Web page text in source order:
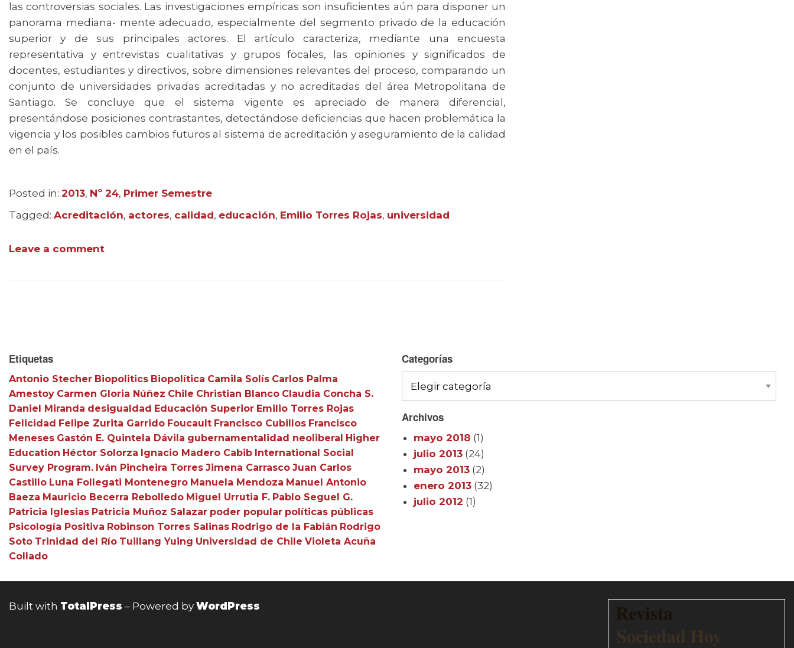
las controversias sociales. Las investigaciones empíricas son insuficientes aún para disponer un
panorama mediana- mente adecuado, especialmente del segmento privado de la educación
superior y de sus principales actores. El artículo caracteriza, mediante una encuesta
representativa y entrevistas cualitativas y grupos focales, las opiniones y significados de
docentes, estudiantes y directivos, sobre dimensiones relevantes del proceso, comparando un
conjunto de universidades privadas acreditadas y no acreditadas del área Metropolitana de
Santiago. Se concluye que el sistema vigente es apreciado de manera diferencial,
presentándose posiciones contrastantes, detectándose deficiencias que hacen problemática la
vigencia y los posibles cambios futuros al sistema de acreditación y aseguramiento de la calidad
en el país.
Posted in: Categories
2013, Nº 24, Primer Semestre
Tagged: Tags
Acreditación, actores, calidad, educación, Emilio Torres Rojas, universidad
Leave a comment
Etiquetas
Antonio Stecher Biopolitics Biopolítica Camila Solís Carlos Palma
Amestoy Carmen Gloria Núñez Chile Christian Blanco Claudia Concha S.
Daniel Miranda desigualdad Educación Superior Emilio Torres Rojas
Felicidad Felipe Zurita Garrido Foucault Francisco Cubillos Francisco
Meneses Gastón E. Quintela Dávila gubernamentalidad neoliberal Higher
Education Héctor Solorza Ignacio Madero Cabib International Social
Survey Program. Iván Pincheira Torres Jimena Carrasco Juan Carlos
Castillo Luna Follegati Montenegro Manuela Mendoza Manuel Antonio
Baeza Mauricio Becerra Rebolledo Miguel Urrutia F. Pablo Seguel G.
Patricia Iglesias Patricia Muñoz Salazar poder popular políticas públicas
Psicología Positiva Robinson Torres Salinas Rodrigo de la Fabián Rodrigo
Soto Trinidad del Río Tuillang Yuing Universidad de Chile Violeta Acuña
Collado
Categorías
Categorías
Archivos
mayo 2018 (1)
julio 2013(24)
mayo 2013(2)
enero 2013(32)
julio 2012 (1)
Built with TotalPress – Powered by WordPress